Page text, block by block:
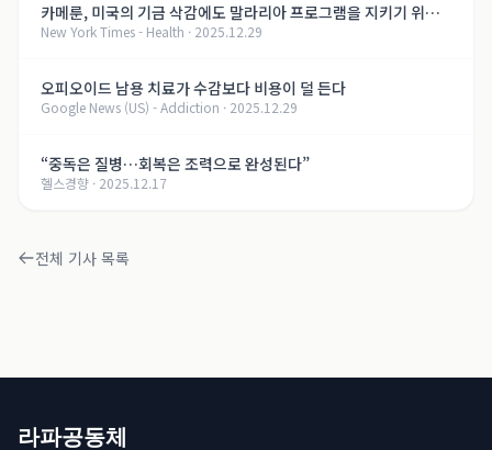
카메룬, 미국의 기금 삭감에도 말라리아 프로그램을 지키기 위한
노력
New York Times - Health · 2025.12.29
오피오이드 남용 치료가 수감보다 비용이 덜 든다
Google News (US) - Addiction · 2025.12.29
“중독은 질병…회복은 조력으로 완성된다”
헬스경향 · 2025.12.17
전체 기사 목록
라파공동체